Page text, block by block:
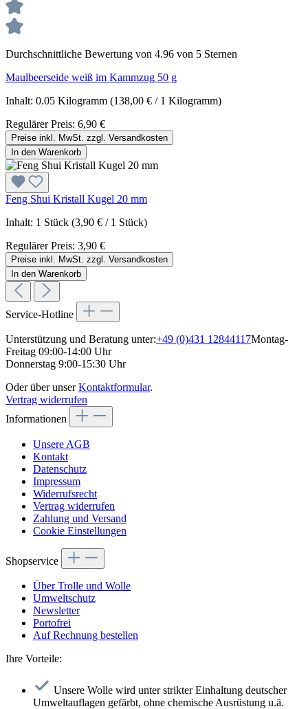
Durchschnittliche Bewertung von 4.96 von 5 Sternen
Maulbeerseide weiß im Kammzug 50 g
Inhalt: 0.05 Kilogramm (138,00 € / 1 Kilogramm)
Regulärer Preis: 6,90 €
Preise inkl. MwSt. zzgl. Versandkosten
In den Warenkorb
Feng Shui Kristall Kugel 20 mm
Inhalt: 1 Stück (3,90 € / 1 Stück)
Regulärer Preis: 3,90 €
Preise inkl. MwSt. zzgl. Versandkosten
In den Warenkorb
Service-Hotline
Unterstützung und Beratung unter:+49 (0)431 12844117Montag-
Freitag 09:00-14:00 Uhr
Donnerstag 9:00-15:30 Uhr
Oder über unserKontaktformular.
Vertrag widerrufen
Informationen
Unsere AGB
Kontakt
Datenschutz
Impressum
Widerrufsrecht
Vertrag widerrufen
Zahlung und Versand
Cookie Einstellungen
Shopservice
Über Trolle und Wolle
Umweltschutz
Newsletter
Portofrei
Auf Rechnung bestellen
Ihre Vorteile:
Unsere Wolle wird unter strikter Einhaltung deutscher
Umweltauflagen gefärbt, ohne chemische Ausrüstung u.ä.